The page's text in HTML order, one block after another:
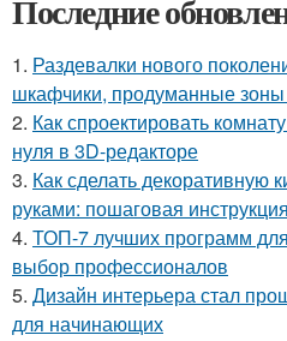
Последние
1. Раздевалки нового
шкафчики, продуманные
2. Как спроектировать
нуля в 3D-редакторе
3. Как сделать декоративную
руками: пошаговая инструкция
4. ТОП-7 лучших программ
выбор профессионалов
5. Дизайн интерьера стал
для начинающих